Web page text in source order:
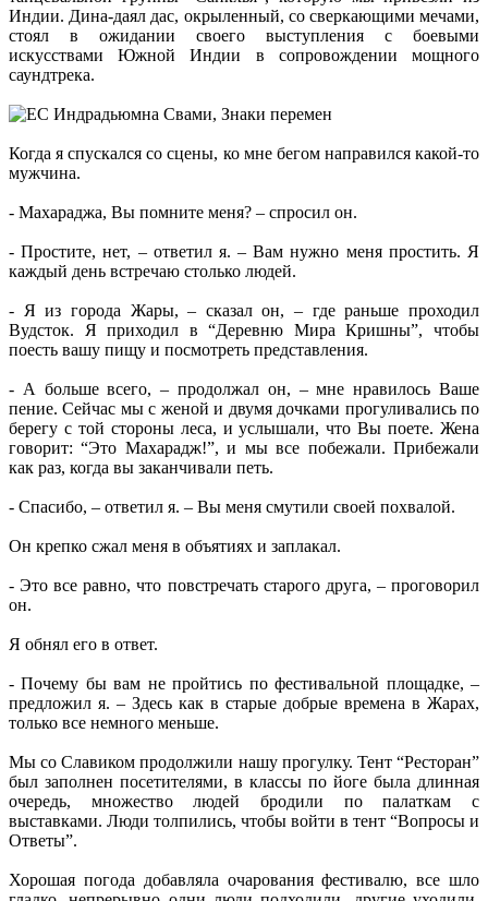
Индии. Дина-даял дас, окрыленный, со сверкающими мечами,
стоял в ожидании своего выступления с боевыми
искусствами Южной Индии в сопровождении мощного
саундтрека.
Когда я спускался со сцены, ко мне бегом направился какой-то
мужчина.
- Махараджа, Вы помните меня? – спросил он.
- Простите, нет, – ответил я. – Вам нужно меня простить. Я
каждый день встречаю столько людей.
- Я из города Жары, – сказал он, – где раньше проходил
Вудсток. Я приходил в “Деревню Мира Кришны”, чтобы
поесть вашу пищу и посмотреть представления.
- А больше всего, – продолжал он, – мне нравилось Ваше
пение. Сейчас мы с женой и двумя дочками прогуливались по
берегу с той стороны леса, и услышали, что Вы поете. Жена
говорит: “Это Махарадж!”, и мы все побежали. Прибежали
как раз, когда вы заканчивали петь.
- Спасибо, – ответил я. – Вы меня смутили своей похвалой.
Он крепко сжал меня в объятиях и заплакал.
- Это все равно, что повстречать старого друга, – проговорил
он.
Я обнял его в ответ.
- Почему бы вам не пройтись по фестивальной площадке, –
предложил я. – Здесь как в старые добрые времена в Жарах,
только все немного меньше.
Мы со Славиком продолжили нашу прогулку. Тент “Ресторан”
был заполнен посетителями, в классы по йоге была длинная
очередь, множество людей бродили по палаткам с
выставками. Люди толпились, чтобы войти в тент “Вопросы и
Ответы”.
Хорошая погода добавляла очарования фестивалю, все шло